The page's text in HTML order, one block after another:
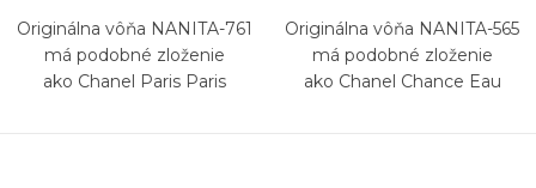
Originálna vôňa NANITA-761
má podobné zloženie
ako Chanel Paris Paris
Originálna vôňa NANITA-565
má podobné zloženie
ako Chanel Chance Eau